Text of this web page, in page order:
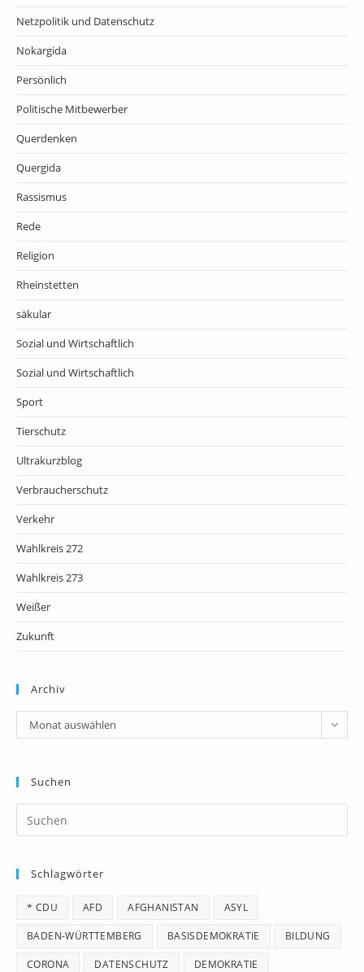
Netzpolitik und Datenschutz
Nokargida
Persönlich
Politische Mitbewerber
Querdenken
Quergida
Rassismus
Rede
Religion
Rheinstetten
säkular
Sozial und Wirtschaftlich
Sozial und Wirtschaftlich
Sport
Tierschutz
Ultrakurzblog
Verbraucherschutz
Verkehr
Wahlkreis 272
Wahlkreis 273
Weißer
Zukunft
Archiv
Archiv
Monat auswählen
Suchen
Schlagwörter
* CDU AFD AFGHANISTAN ASYL
BADEN-WÜRTTEMBERG BASISDEMOKRATIE BILDUNG
CORONA DATENSCHUTZ DEMOKRATIE